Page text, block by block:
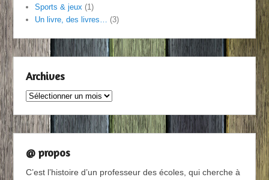
Sports & jeux (1)
Un livre, des livres… (3)
Archives
Archives
@ propos
C’est l’histoire d’un professeur des écoles, qui cherche à